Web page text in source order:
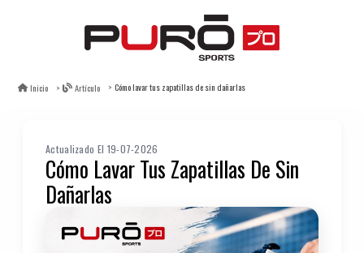
Inicio Artículo Cómo lavar tus zapatillas de sin dañarlas
Actualizado El 19-07-2026
Cómo Lavar Tus Zapatillas De Sin
Dañarlas